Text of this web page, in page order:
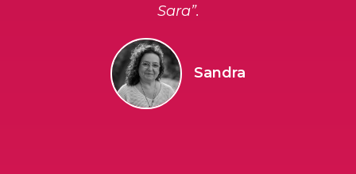
Sara”.
Sandra